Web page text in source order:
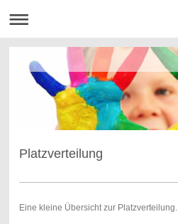
Platzverteilung
Eine kleine Übersicht zur Platzverteilung.